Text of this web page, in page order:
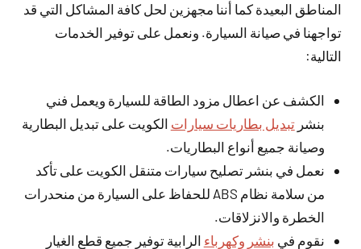
المناطق البعيدة كما أننا مجهزين لحل كافة المشاكل التي قد
تواجهنا في صيانة السيارة. ونعمل على توفير الخدمات
التالية:
الكشف عن اعطال مزود الطاقة للسيارة ويعمل فني
بنشرتبديل بطاريات سيارات الكويت على تبديل البطارية
وصيانة جميع أنواع البطاريات.
نعمل في بنشر تصليح سيارات متنقل الكويت على تأكد
من سلامة نظام ABS للحفاظ على السيارة من منحدرات
الخطرة والانزلاقات.
نقوم في بنشر وكهرباء الرابية توفير جميع قطع الغيار